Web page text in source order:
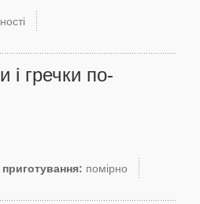
і гречки по-
помірно